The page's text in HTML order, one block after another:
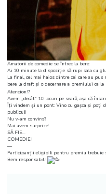
Amatorii de comedie se întrec la bere:
Ai 10 minute la dispoziție să rupi sala cu
La final, cel mai haios dintre cei care au
bere la draft și o decernare a premiului ca la
Atencion!?
Avem „decât“ 10 locuri pe seară, așa că
Îți vindem și un pont: Vino cu gașca și poți
publicul!
Nu v-am convins?
Mai avem surprize!
SĂ FIE…
COMEDIE!
––
Participanții eligibili pentru premiu trebuie
Bem responsabil!